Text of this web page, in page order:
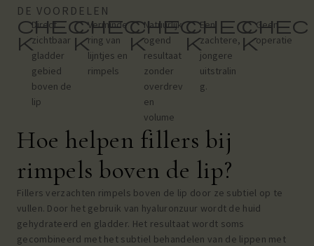
DE VOORDELEN
chec
k
Direct
zichtbaar
gladder
gebied
boven de
lip
chec
k
Verminde
ring van
lijntjes en
rimpels
chec
k
Natuurlijk
ogend
resultaat
zonder
overdrev
en
volume
chec
k
Een
zachtere,
jongere
uitstralin
g.
chec
k
Geen
operatie
Hoe helpen fillers bij
rimpels boven de lip?
Fillers verzachten rimpels boven de lip door ze subtiel op te
vullen. Door het gebruik van hyaluronzuur wordt de huid
gehydrateerd en gladder. Het resultaat wordt soms
gecombineerd met het subtiel behandelen van de lippen met